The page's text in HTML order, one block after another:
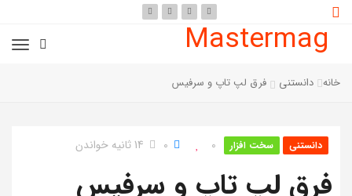
Mastermag
خانه دانستنی فرق لپ تاپ و سرفیس
دانستنی سخت افزار 0
0 14 ثانیه خواندن
فرق لپ تاپ و سرفیس